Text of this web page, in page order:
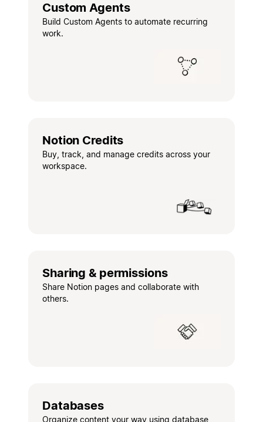
Custom Agents
Build Custom Agents to automate recurring
work.
Notion Credits
Buy, track, and manage credits across your
workspace.
Sharing & permissions
Share Notion pages and collaborate with
others.
Databases
Organize content your way using database